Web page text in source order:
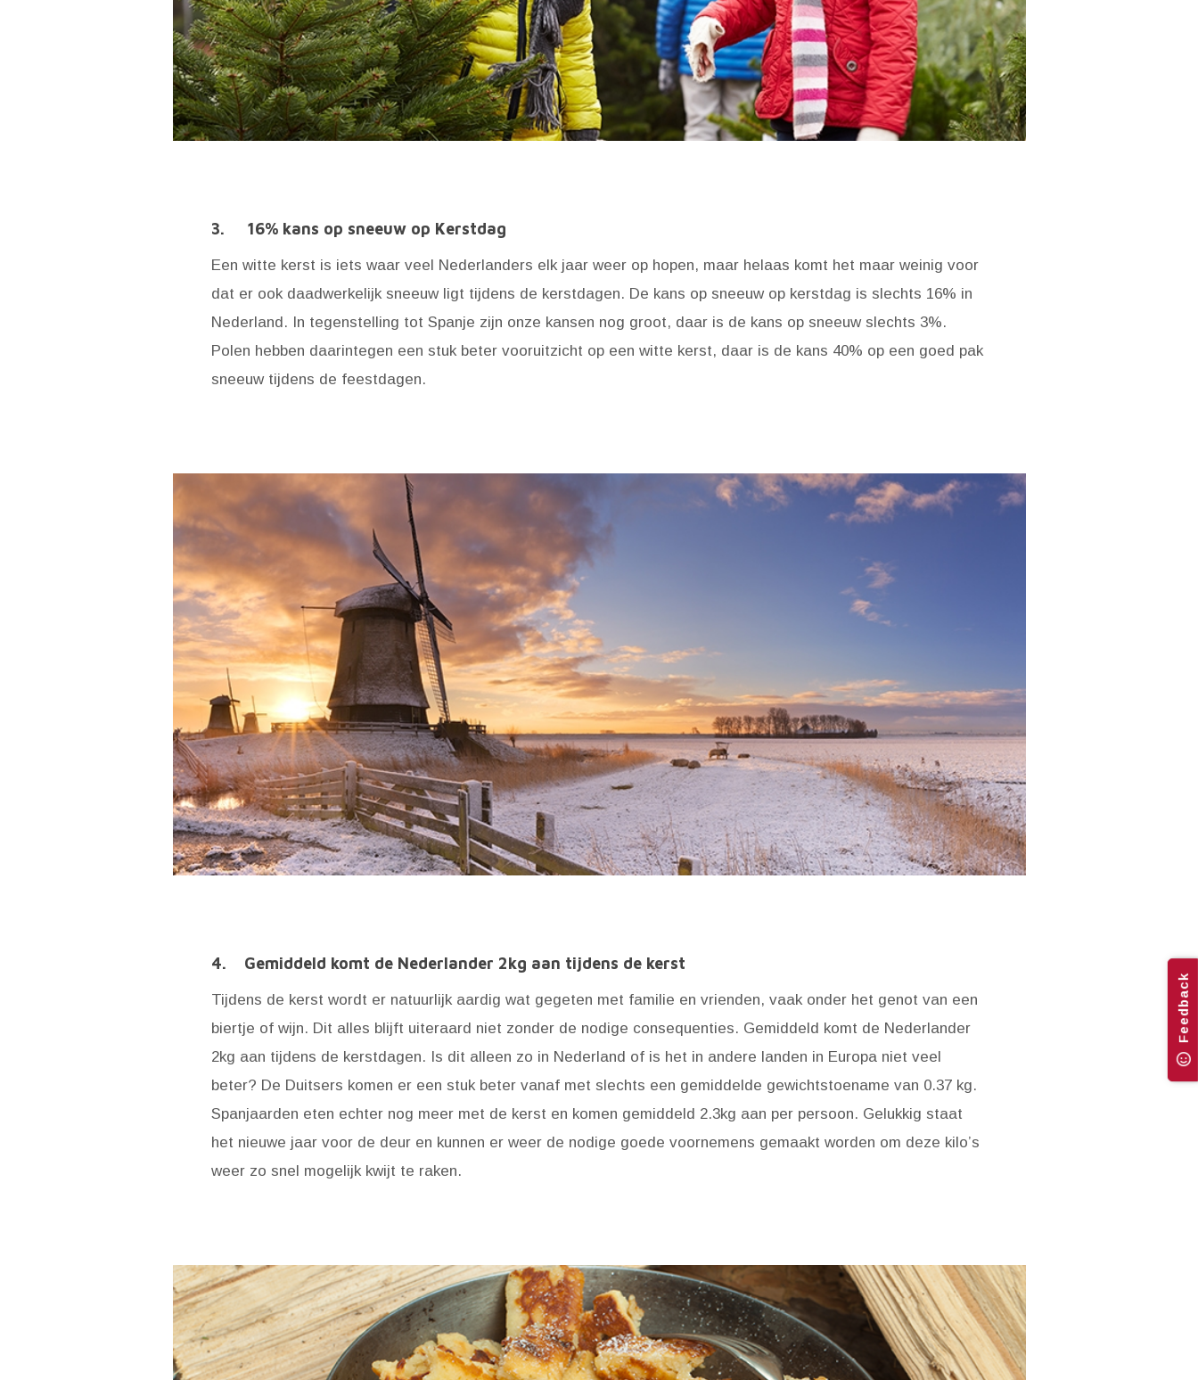
3. 16% kans op sneeuw op Kerstdag
Een witte kerst is iets waar veel Nederlanders elk jaar weer op hopen, maar helaas komt het maar weinig voor
dat er ook daadwerkelijk sneeuw ligt tijdens de kerstdagen. De kans op sneeuw op kerstdag is slechts 16% in
Nederland. In tegenstelling tot Spanje zijn onze kansen nog groot, daar is de kans op sneeuw slechts 3%.
Polen hebben daarintegen een stuk beter vooruitzicht op een witte kerst, daar is de kans 40% op een goed pak
sneeuw tijdens de feestdagen.
4. Gemiddeld komt de Nederlander 2kg aan tijdens de kerst
Tijdens de kerst wordt er natuurlijk aardig wat gegeten met familie en vrienden, vaak onder het genot van een
biertje of wijn. Dit alles blijft uiteraard niet zonder de nodige consequenties. Gemiddeld komt de Nederlander
2kg aan tijdens de kerstdagen. Is dit alleen zo in Nederland of is het in andere landen in Europa niet veel
beter? De Duitsers komen er een stuk beter vanaf met slechts een gemiddelde gewichtstoename van 0.37 kg.
Spanjaarden eten echter nog meer met de kerst en komen gemiddeld 2.3kg aan per persoon. Gelukkig staat
het nieuwe jaar voor de deur en kunnen er weer de nodige goede voornemens gemaakt worden om deze kilo’s
weer zo snel mogelijk kwijt te raken.
Feedback